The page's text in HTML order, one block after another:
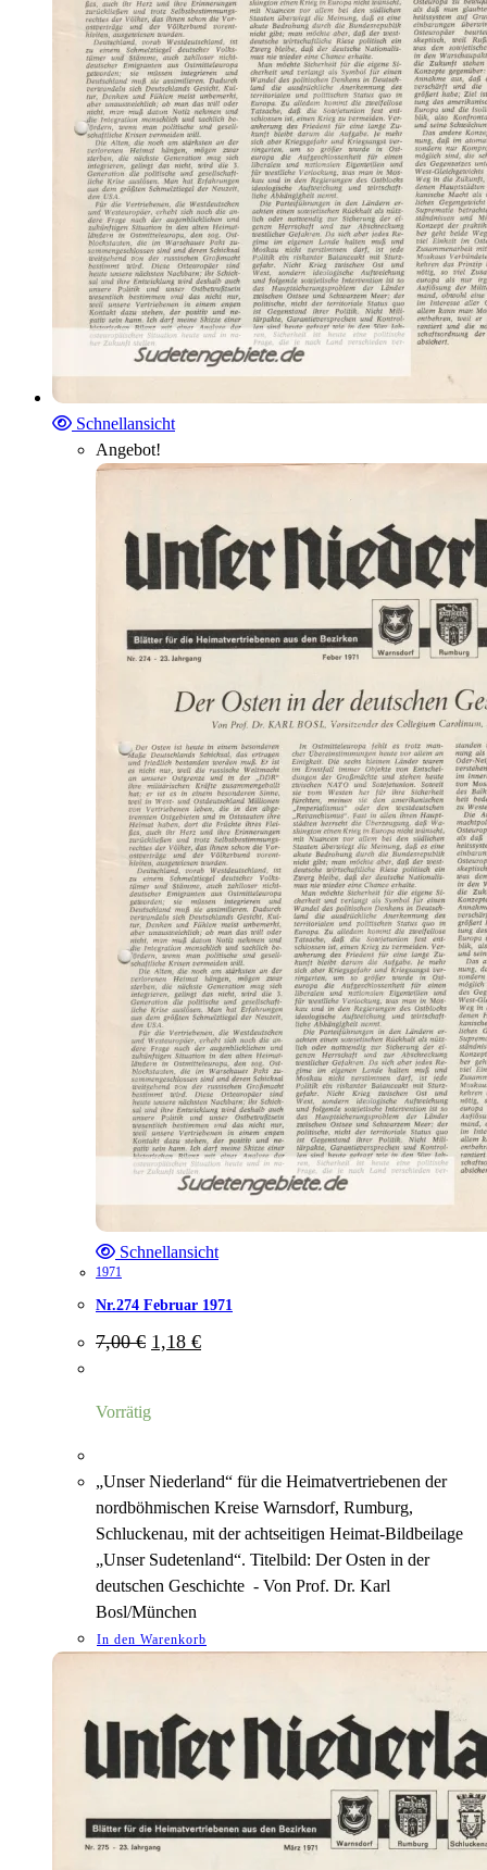
Schnellansicht
Angebot!
Schnellansicht
1971
Nr.274 Februar 1971
7,00€ Ursprünglicher
Preis
1,18 €Aktueller
Preis
Vorrätig
„Unser Niederland“ für die Heimatvertriebenen der
nordböhmischen Kreise Warnsdorf, Rumburg,
Schluckenau, mit der achtseitigen Heimat-Bildbeilage
„Unser Sudetenland“. Titelbild: Der Osten in der
deutschen Geschichte - Von Prof. Dr. Karl
Bosl/München
In den Warenkorb